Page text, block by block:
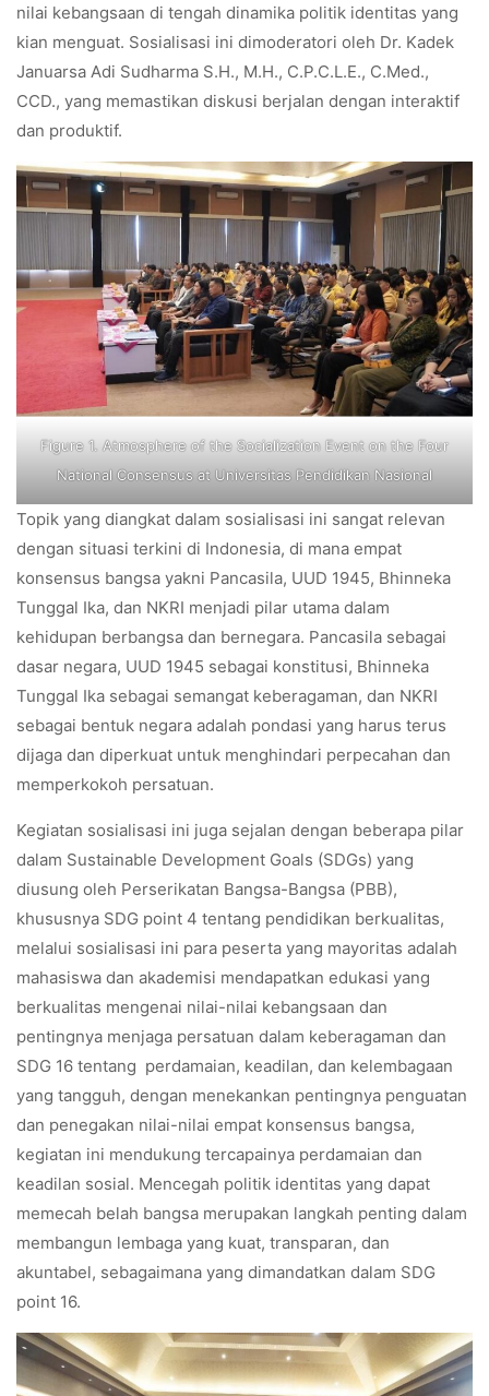
nilai kebangsaan di tengah dinamika politik identitas yang
kian menguat. Sosialisasi ini dimoderatori oleh Dr. Kadek
Januarsa Adi Sudharma S.H., M.H., C.P.C.L.E., C.Med.,
CCD., yang memastikan diskusi berjalan dengan interaktif
dan produktif.
Figure 1. Atmosphere of the Socialization Event on the Four
National Consensus at Universitas Pendidikan Nasional
Topik yang diangkat dalam sosialisasi ini sangat relevan
dengan situasi terkini di Indonesia, di mana empat
konsensus bangsa yakni Pancasila, UUD 1945, Bhinneka
Tunggal Ika, dan NKRI menjadi pilar utama dalam
kehidupan berbangsa dan bernegara. Pancasila sebagai
dasar negara, UUD 1945 sebagai konstitusi, Bhinneka
Tunggal Ika sebagai semangat keberagaman, dan NKRI
sebagai bentuk negara adalah pondasi yang harus terus
dijaga dan diperkuat untuk menghindari perpecahan dan
memperkokoh persatuan.
Kegiatan sosialisasi ini juga sejalan dengan beberapa pilar
dalam Sustainable Development Goals (SDGs) yang
diusung oleh Perserikatan Bangsa-Bangsa (PBB),
khususnya SDG point 4 tentang pendidikan berkualitas,
melalui sosialisasi ini para peserta yang mayoritas adalah
mahasiswa dan akademisi mendapatkan edukasi yang
berkualitas mengenai nilai-nilai kebangsaan dan
pentingnya menjaga persatuan dalam keberagaman dan
SDG 16 tentang perdamaian, keadilan, dan kelembagaan
yang tangguh, dengan menekankan pentingnya penguatan
dan penegakan nilai-nilai empat konsensus bangsa,
kegiatan ini mendukung tercapainya perdamaian dan
keadilan sosial. Mencegah politik identitas yang dapat
memecah belah bangsa merupakan langkah penting dalam
membangun lembaga yang kuat, transparan, dan
akuntabel, sebagaimana yang dimandatkan dalam SDG
point 16.